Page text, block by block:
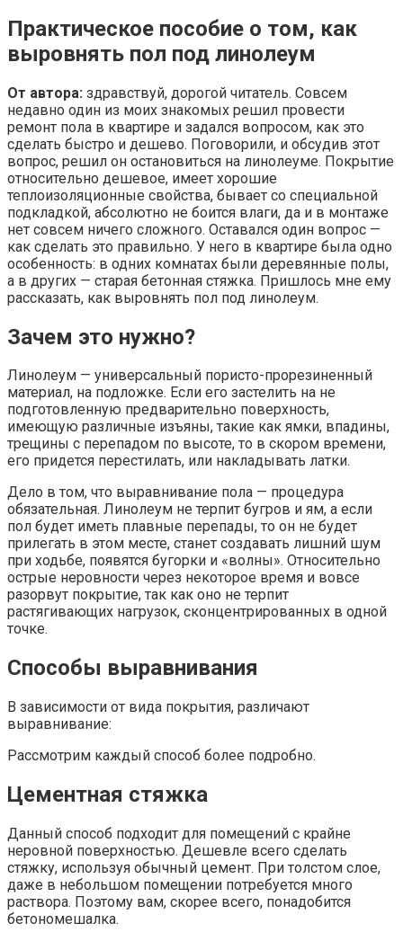
Практическое пособие о том, как
выровнять пол под линолеум
От автора: здравствуй, дорогой читатель. Совсем
недавно один из моих знакомых решил провести
ремонт пола в квартире и задался вопросом, как это
сделать быстро и дешево. Поговорили, и обсудив этот
вопрос, решил он остановиться на линолеуме. Покрытие
относительно дешевое, имеет хорошие
теплоизоляционные свойства, бывает со специальной
подкладкой, абсолютно не боится влаги, да и в монтаже
нет совсем ничего сложного. Оставался один вопрос —
как сделать это правильно. У него в квартире была одно
особенность: в одних комнатах были деревянные полы,
а в других — старая бетонная стяжка. Пришлось мне ему
рассказать, как выровнять пол под линолеум.
Зачем это нужно?
Линолеум — универсальный пористо-прорезиненный
материал, на подложке. Если его застелить на не
подготовленную предварительно поверхность,
имеющую различные изъяны, такие как ямки, впадины,
трещины с перепадом по высоте, то в скором времени,
его придется перестилать, или накладывать латки.
Дело в том, что выравнивание пола — процедура
обязательная. Линолеум не терпит бугров и ям, а если
пол будет иметь плавные перепады, то он не будет
прилегать в этом месте, станет создавать лишний шум
при ходьбе, появятся бугорки и «волны». Относительно
острые неровности через некоторое время и вовсе
разорвут покрытие, так как оно не терпит
растягивающих нагрузок, сконцентрированных в одной
точке.
Способы выравнивания
В зависимости от вида покрытия, различают
выравнивание:
Рассмотрим каждый способ более подробно.
Цементная стяжка
Данный способ подходит для помещений с крайне
неровной поверхностью. Дешевле всего сделать
стяжку, используя обычный цемент. При толстом слое,
даже в небольшом помещении потребуется много
раствора. Поэтому вам, скорее всего, понадобится
бетономешалка.